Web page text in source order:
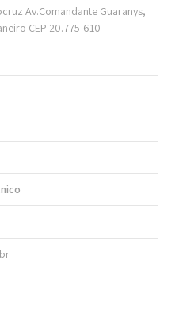
Av.Comandante Guaranys,
CEP 20.775-610